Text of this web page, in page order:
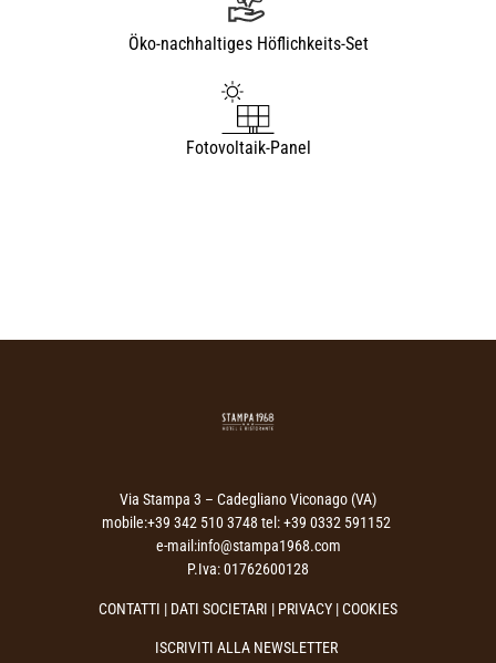
Öko-nachhaltiges Höflichkeits-Set
Fotovoltaik-Panel
Via Stampa 3 – Cadegliano Viconago (VA)
mobile:+39 342 510 3748 tel: +39 0332 591152
e-mail:info@stampa1968.com
P.Iva: 01762600128
CONTATTI | DATI SOCIETARI | PRIVACY | COOKIES
ISCRIVITI ALLA NEWSLETTER